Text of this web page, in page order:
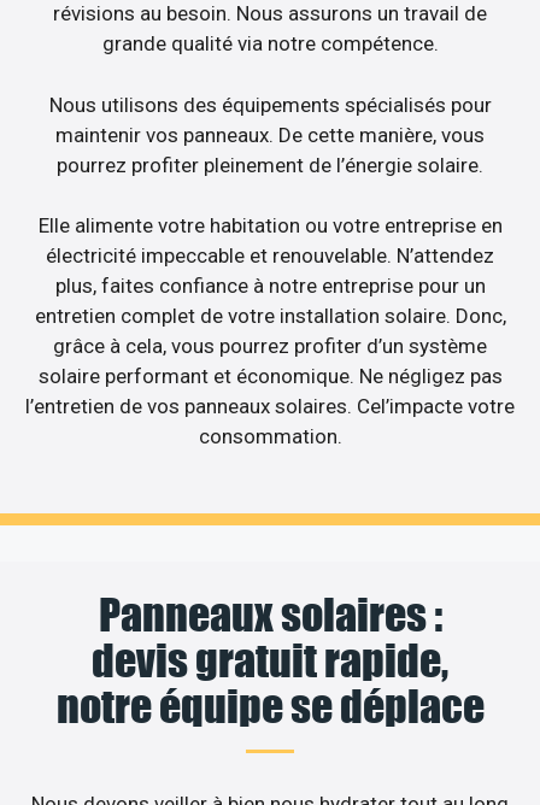
révisions au besoin. Nous assurons un travail de
grande qualité via notre compétence.
Nous utilisons des équipements spécialisés pour
maintenir vos panneaux. De cette manière, vous
pourrez profiter pleinement de l’énergie solaire.
Elle alimente votre habitation ou votre entreprise en
électricité impeccable et renouvelable. N’attendez
plus, faites confiance à notre entreprise pour un
entretien complet de votre installation solaire. Donc,
grâce à cela, vous pourrez profiter d’un système
solaire performant et économique. Ne négligez pas
l’entretien de vos panneaux solaires. Cel’impacte votre
consommation.
Panneaux solaires :
devis gratuit rapide,
notre équipe se déplace